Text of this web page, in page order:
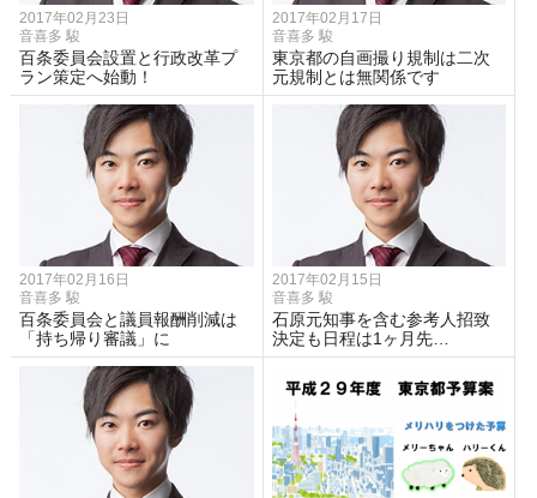
2017年02月23日
音喜多 駿
百条委員会設置と行政改革プ
ラン策定へ始動！
2017年02月17日
音喜多 駿
東京都の自画撮り規制は二次
元規制とは無関係です
2017年02月16日
音喜多 駿
百条委員会と議員報酬削減は
「持ち帰り審議」に
2017年02月15日
音喜多 駿
石原元知事を含む参考人招致
決定も日程は1ヶ月先…